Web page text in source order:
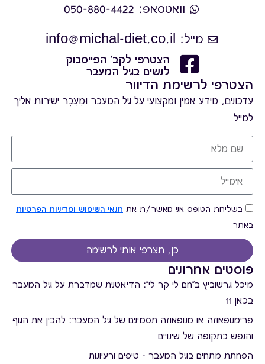
וואטסאפ: 050-880-4422
מייל: info@michal-diet.co.il
הצטרפי לקב' הפייסבוק
לנשים בגיל המעבר
פוסטים אחרונים
מיכל גרשוביץ ב"חם לי קר לי": הדיאטנית שמדברת על גיל המעבר
בכאן 11
פרימנופאוזה או מנופאוזה תסמינים של גיל המעבר: להבין את הגוף
והנפש בתקופה של שינויים
הפחתת מתחים בגיל המעבר - טיפים ורעיונות
הצטרפי לרשימת הדיוור
עדכונים, מידע אמין ומקצועי על גיל המעבר וּמֵעֵבֶר ישירות אליך
למייל
בשליחת הטופס אני מאשר/ת את תנאי השימוש ומדיניות הפרטיות
באתר
כן, תצרפי אותי לרשימה